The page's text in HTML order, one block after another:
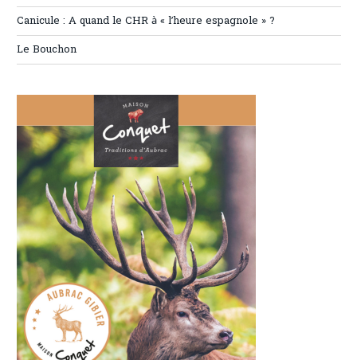
Canicule : A quand le CHR à « l’heure espagnole » ?
Le Bouchon